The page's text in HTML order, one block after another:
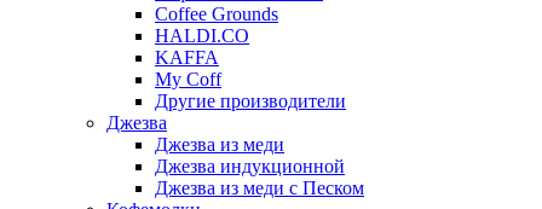
Coffee Grounds
HALDI.CO
KAFFA
My Coff
Другие производители
Джезва
Джезва из меди
Джезва индукционной
Джезва из меди с Песком